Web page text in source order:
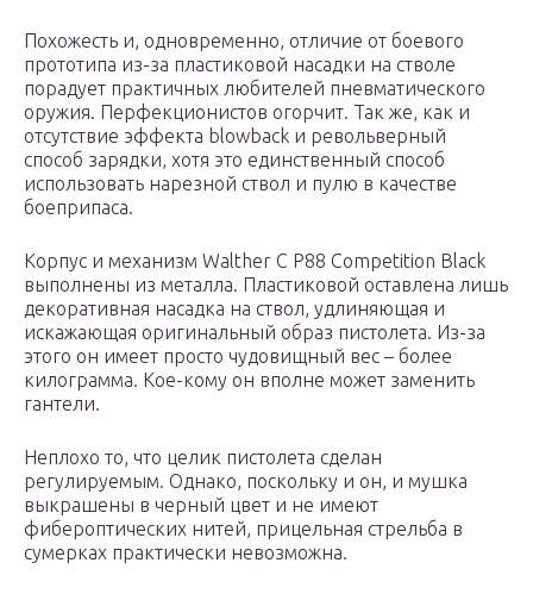
Похожесть и, одновременно, отличие от боевого
прототипа из-за пластиковой насадки на стволе
порадует практичных любителей пневматического
оружия. Перфекционистов огорчит. Так же, как и
отсутствие эффекта blowback и револьверный
способ зарядки, хотя это единственный способ
использовать нарезной ствол и пулю в качестве
боеприпаса.
Корпус и механизм Walther C P88 Competition Black
выполнены из металла. Пластиковой оставлена лишь
декоративная насадка на ствол, удлиняющая и
искажающая оригинальный образ пистолета. Из-за
этого он имеет просто чудовищный вес – более
килограмма. Кое-кому он вполне может заменить
гантели.
Неплохо то, что целик пистолета сделан
регулируемым. Однако, поскольку и он, и мушка
выкрашены в черный цвет и не имеют
фибероптических нитей, прицельная стрельба в
сумерках практически невозможна.